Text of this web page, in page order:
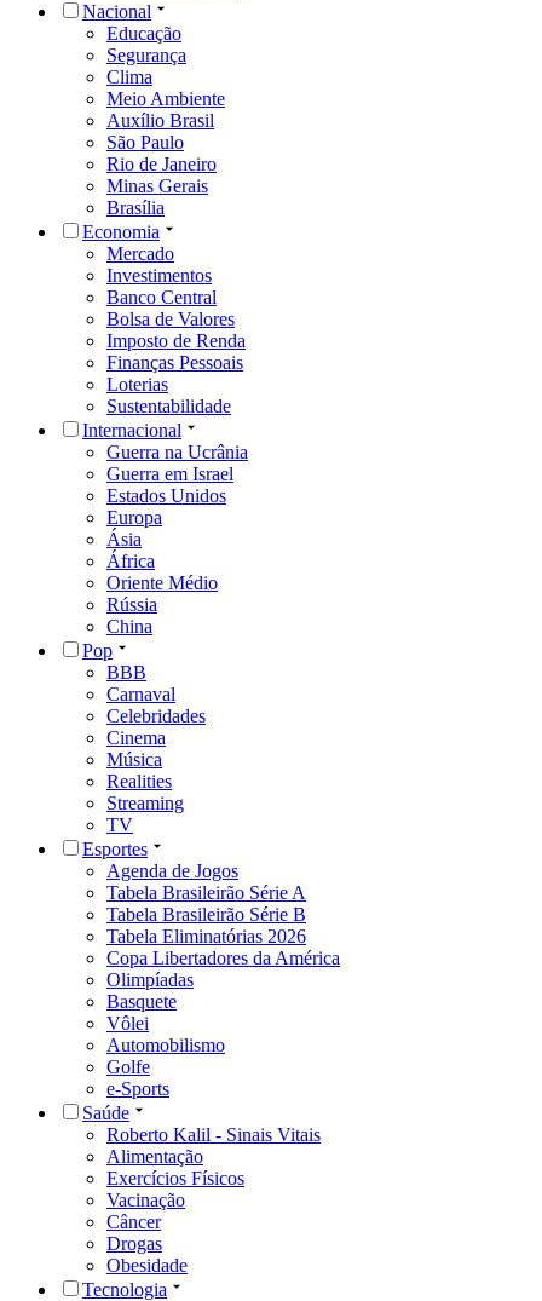
Nacional
Educação
Segurança
Clima
Meio Ambiente
Auxílio Brasil
São Paulo
Rio de Janeiro
Minas Gerais
Brasília
Economia
Mercado
Investimentos
Banco Central
Bolsa de Valores
Imposto de Renda
Finanças Pessoais
Loterias
Sustentabilidade
Internacional
Guerra na Ucrânia
Guerra em Israel
Estados Unidos
Europa
Ásia
África
Oriente Médio
Rússia
China
Pop
BBB
Carnaval
Celebridades
Cinema
Música
Realities
Streaming
TV
Esportes
Agenda de Jogos
Tabela Brasileirão Série A
Tabela Brasileirão Série B
Tabela Eliminatórias 2026
Copa Libertadores da América
Olimpíadas
Basquete
Vôlei
Automobilismo
Golfe
e-Sports
Saúde
Roberto Kalil - Sinais Vitais
Alimentação
Exercícios Físicos
Vacinação
Câncer
Drogas
Obesidade
Tecnologia